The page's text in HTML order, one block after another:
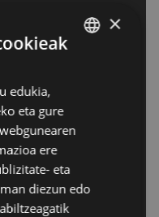
×
edukia,
eta gure
ere
eta
diezun edo